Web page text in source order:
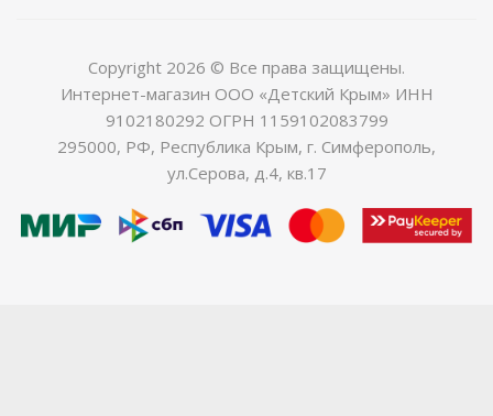
Copyright 2026 © Все права защищены.
Интернет-магазин ООО «Детский Крым» ИНН
9102180292 ОГРН 1159102083799
295000, РФ, Республика Крым, г. Симферополь,
ул.Серова, д.4, кв.17